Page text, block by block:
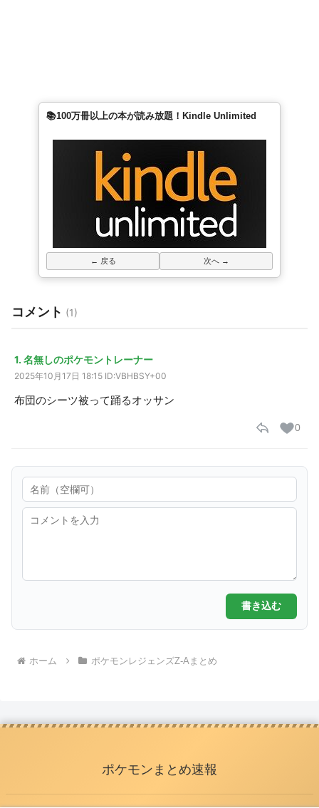
📚100万冊以上の本が読み放題！Kindle Unlimited
← 戻る 次へ →
コメント (1)
1. 名無しのポケモントレーナー
2025年10月17日 18:15 ID:VBHBSY+00
布団のシーツ被って踊るオッサン
0
書き込む
ホーム ポケモンレジェンズZ-Aまとめ
ポケモンまとめ速報